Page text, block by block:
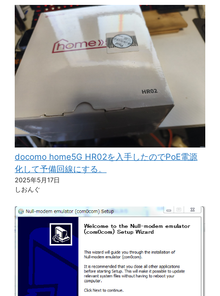
docomo home5G HR02を入手したのでPoE電源
化して予備回線にする。
2025年5月17日
しおんぐ